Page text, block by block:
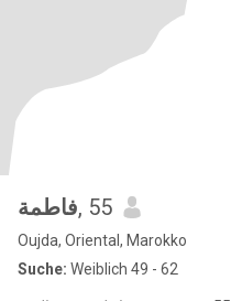
فاطمة, 55
Oujda, Oriental, Marokko
Suche: Weiblich 49 - 62